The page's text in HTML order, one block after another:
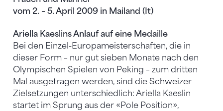
vom 2. – 5. April 2009 in Mailand (It)
Ariella Kaeslins Anlauf auf eine Medaille
Bei den Einzel-Europameisterschaften, die in
dieser Form – nur gut sieben Monate nach den
Olympischen Spielen von Peking – zum dritten
Mal ausgetragen werden, sind die Schweizer
Zielsetzungen unterschiedlich: Ariella Kaeslin
startet im Sprung aus der «Pole Position»,